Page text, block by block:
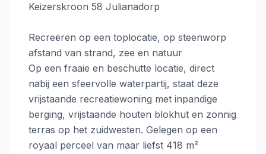
Keizerskroon 58 Julianadorp
Recreëren op een toplocatie, op steenworp
afstand van strand, zee en natuur
Op een fraaie en beschutte locatie, direct
nabij een sfeervolle waterpartij, staat deze
vrijstaande recreatiewoning met inpandige
berging, vrijstaande houten blokhut en zonnig
terras op het zuidwesten. Gelegen op een
royaal perceel van maar liefst 418 m²